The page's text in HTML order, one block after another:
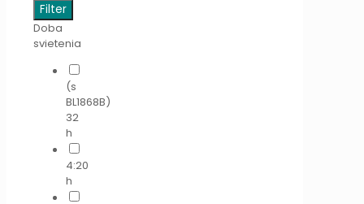
Filter
Doba
svietenia
(s
BL1868B)
32
h
4:20
h